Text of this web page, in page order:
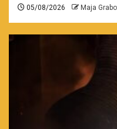
05/08/2026 Maja